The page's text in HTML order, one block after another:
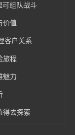
可组队战斗
价值
客户关系
旅程
魅力
得去探索